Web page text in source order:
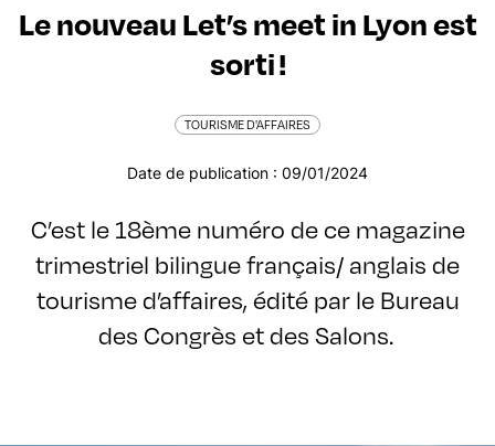
Le nouveau Let’s meet in Lyon est
sorti !
TOURISME D'AFFAIRES
Date de publication : 09/01/2024
C’est le 18ème numéro de ce magazine
trimestriel bilingue français/ anglais de
tourisme d’affaires, édité par le Bureau
des Congrès et des Salons.